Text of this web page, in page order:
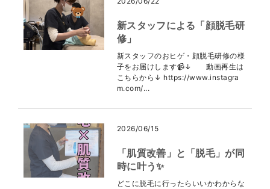
新スタッフによる「顔脱毛研
修」
新スタッフのおヒゲ・顔脱毛研修の様
子をお届けします📹↓ 動画再生は
こちらから↓ https://www.instagra
m.com/...
2026/06/15
「肌質改善」と「脱毛」が同
時に叶う✨
どこに脱毛に行ったらいいかわからな